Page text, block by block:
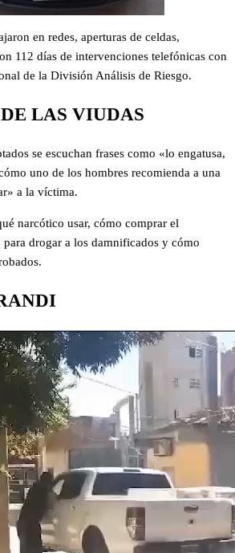
en redes, aperturas de celdas,
112 días de intervenciones telefónicas con
de la División Análisis de Riesgo.
LAS VIUDAS
se escuchan frases como «lo engatusa,
uno de los hombres recomienda a una
a la víctima.
narcótico usar, cómo comprar el
drogar a los damnificados y cómo